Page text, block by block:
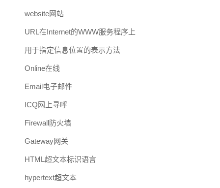
website网站
URL在Internet的WWW服务程序上
用于指定信息位置的表示方法
Online在线
Email电子邮件
ICQ网上寻呼
Firewall防火墙
Gateway网关
HTML超文本标识语言
hypertext超文本